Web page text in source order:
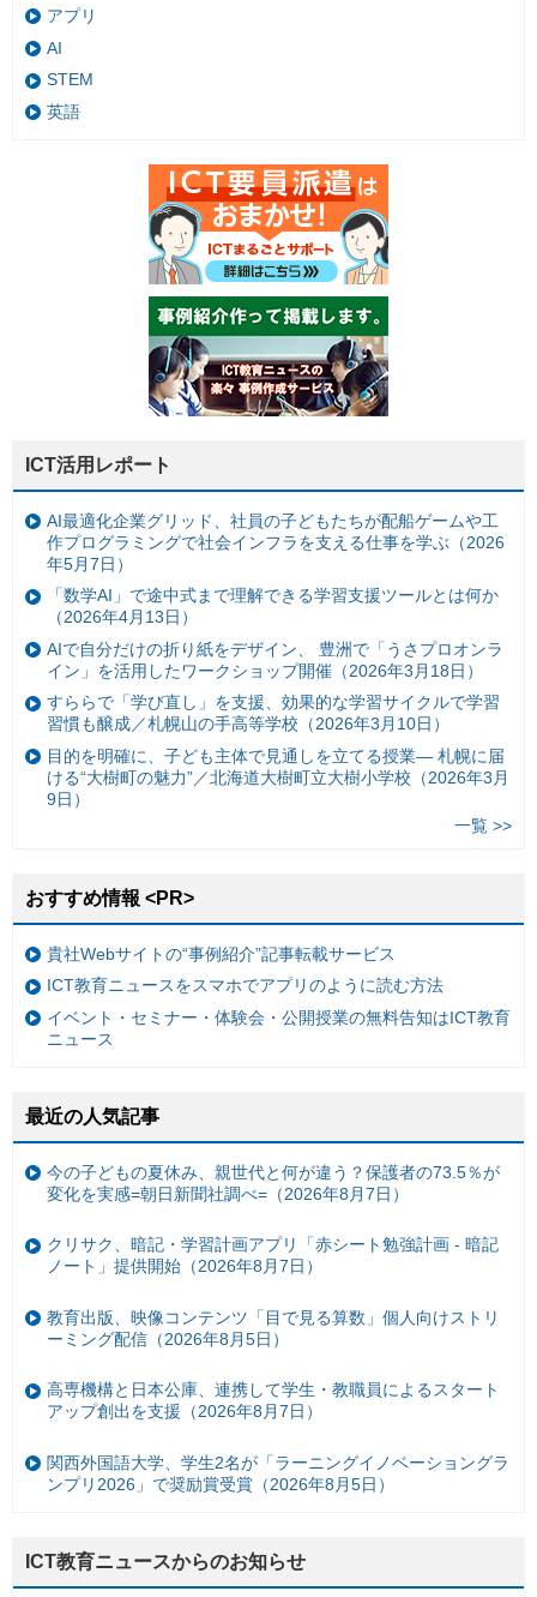
アプリ
AI
STEM
英語
ICT活用レポート
AI最適化企業グリッド、社員の子どもたちが配船ゲームや工
作プログラミングで社会インフラを支える仕事を学ぶ（2026
年5月7日）
「数学AI」で途中式まで理解できる学習支援ツールとは何か
（2026年4月13日）
AIで自分だけの折り紙をデザイン、 豊洲で「うさプロオンラ
イン」を活用したワークショップ開催（2026年3月18日）
すららで「学び直し」を支援、効果的な学習サイクルで学習
習慣も醸成／札幌山の手高等学校（2026年3月10日）
目的を明確に、子ども主体で見通しを立てる授業— 札幌に届
ける“大樹町の魅力”／北海道大樹町立大樹小学校（2026年3月
9日）
一覧 >>
おすすめ情報 <PR>
貴社Webサイトの“事例紹介”記事転載サービス
ICT教育ニュースをスマホでアプリのように読む方法
イベント・セミナー・体験会・公開授業の無料告知はICT教育
ニュース
最近の人気記事
今の子どもの夏休み、親世代と何が違う？保護者の73.5％が
変化を実感=朝日新聞社調べ=（2026年8月7日）
クリサク、暗記・学習計画アプリ「赤シート勉強計画 - 暗記
ノート」提供開始（2026年8月7日）
教育出版、映像コンテンツ「目で見る算数」個人向けストリ
ーミング配信（2026年8月5日）
高専機構と日本公庫、連携して学生・教職員によるスタート
アップ創出を支援（2026年8月7日）
関西外国語大学、学生2名が「ラーニングイノベーショングラ
ンプリ2026」で奨励賞受賞（2026年8月5日）
ICT教育ニュースからのお知らせ